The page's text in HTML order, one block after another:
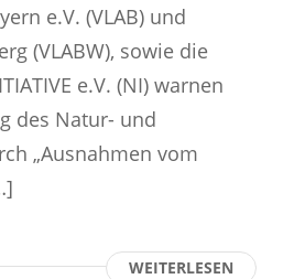
e.V. (VLAB) und
(VLABW), sowie die
e.V. (NI) warnen
des Natur- und
„Ausnahmen vom
WEITERLESEN